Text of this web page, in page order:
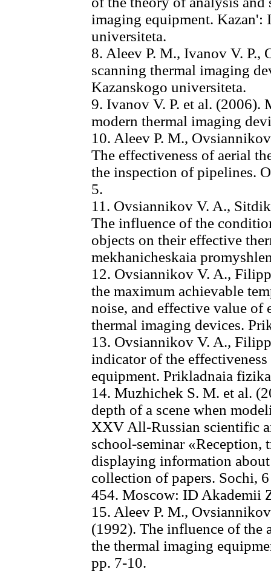
imaging equipment. Kazan':
universiteta.
8. Aleev P. M., Ivanov V.
scanning thermal imaging
Kazanskogo universiteta.
9. Ivanov V. P. et al. (2006).
modern thermal imaging
10. Aleev P. M.,
The effectiveness of aerial
the inspection of pipelines.
5.
11. Ovsiannikov V. A.,
The influence of the
objects on their effective
mekhanicheskaia
12. Ovsiannikov V. A.,
the maximum achievable
noise, and effective value
thermal imaging devices.
13. Ovsiannikov V. A.,
indicator of the
equipment. Prikladnaia
14. Muzhichek S. M. et al.
depth of a scene when
XXV All-Russian scientific
school-seminar «Reception,
displaying information
collection of papers. Sochi,
454. Moscow: ID Akademii
15. Aleev P. M.,
(1992). The influence of the
the thermal imaging
pp. 7-10.